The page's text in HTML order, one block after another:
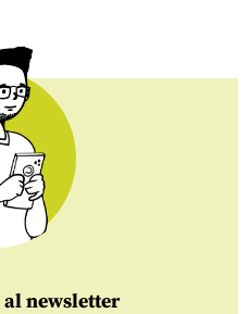
al newsletter